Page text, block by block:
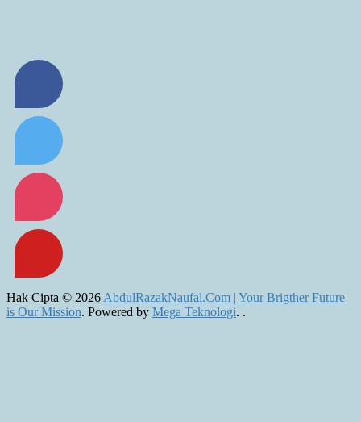
Hak Cipta © 2026AbdulRazakNaufal.Com | Your Brigther Future
is Our Mission. Powered by Mega Teknologi. .